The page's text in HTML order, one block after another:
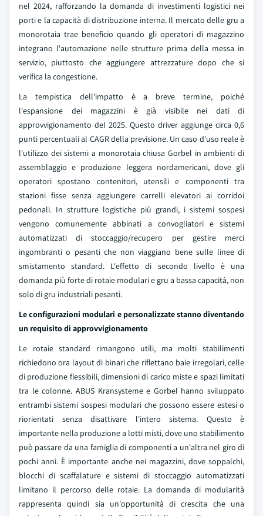
nel 2024, rafforzando la domanda di investimenti logistici nei
porti e la capacità di distribuzione interna. Il mercato delle gru a
monorotaia trae beneficio quando gli operatori di magazzino
integrano l'automazione nelle strutture prima della messa in
servizio, piuttosto che aggiungere attrezzature dopo che si
verifica la congestione.
La tempistica dell'impatto è a breve termine, poiché
l'espansione dei magazzini è già visibile nei dati di
approvvigionamento del 2025. Questo driver aggiunge circa 0,6
punti percentuali al CAGR della previsione. Un caso d'uso reale è
l'utilizzo dei sistemi a monorotaia chiusa Gorbel in ambienti di
assemblaggio e produzione leggera nordamericani, dove gli
operatori spostano contenitori, utensili e componenti tra
stazioni fisse senza aggiungere carrelli elevatori ai corridoi
pedonali. In strutture logistiche più grandi, i sistemi sospesi
vengono comunemente abbinati a convogliatori e sistemi
automatizzati di stoccaggio/recupero per gestire merci
ingombranti o pesanti che non viaggiano bene sulle linee di
smistamento standard. L'effetto di secondo livello è una
domanda più forte di rotaie modulari e gru a bassa capacità, non
solo di gru industriali pesanti.
Le configurazioni modulari e personalizzate stanno diventando
un requisito di approvvigionamento
Le rotaie standard rimangono utili, ma molti stabilimenti
richiedono ora layout di binari che riflettano baie irregolari, celle
di produzione flessibili, dimensioni di carico miste e spazi limitati
tra le colonne. ABUS Kransysteme e Gorbel hanno sviluppato
entrambi sistemi sospesi modulari che possono essere estesi o
riorientati senza disattivare l'intero sistema. Questo è
importante nella produzione a lotti misti, dove uno stabilimento
può passare da una famiglia di componenti a un'altra nel giro di
pochi anni. È importante anche nei magazzini, dove soppalchi,
blocchi di scaffalature e sistemi di stoccaggio automatizzati
limitano il percorso delle rotaie. La domanda di modularità
rappresenta quindi sia un'opportunità di crescita che una